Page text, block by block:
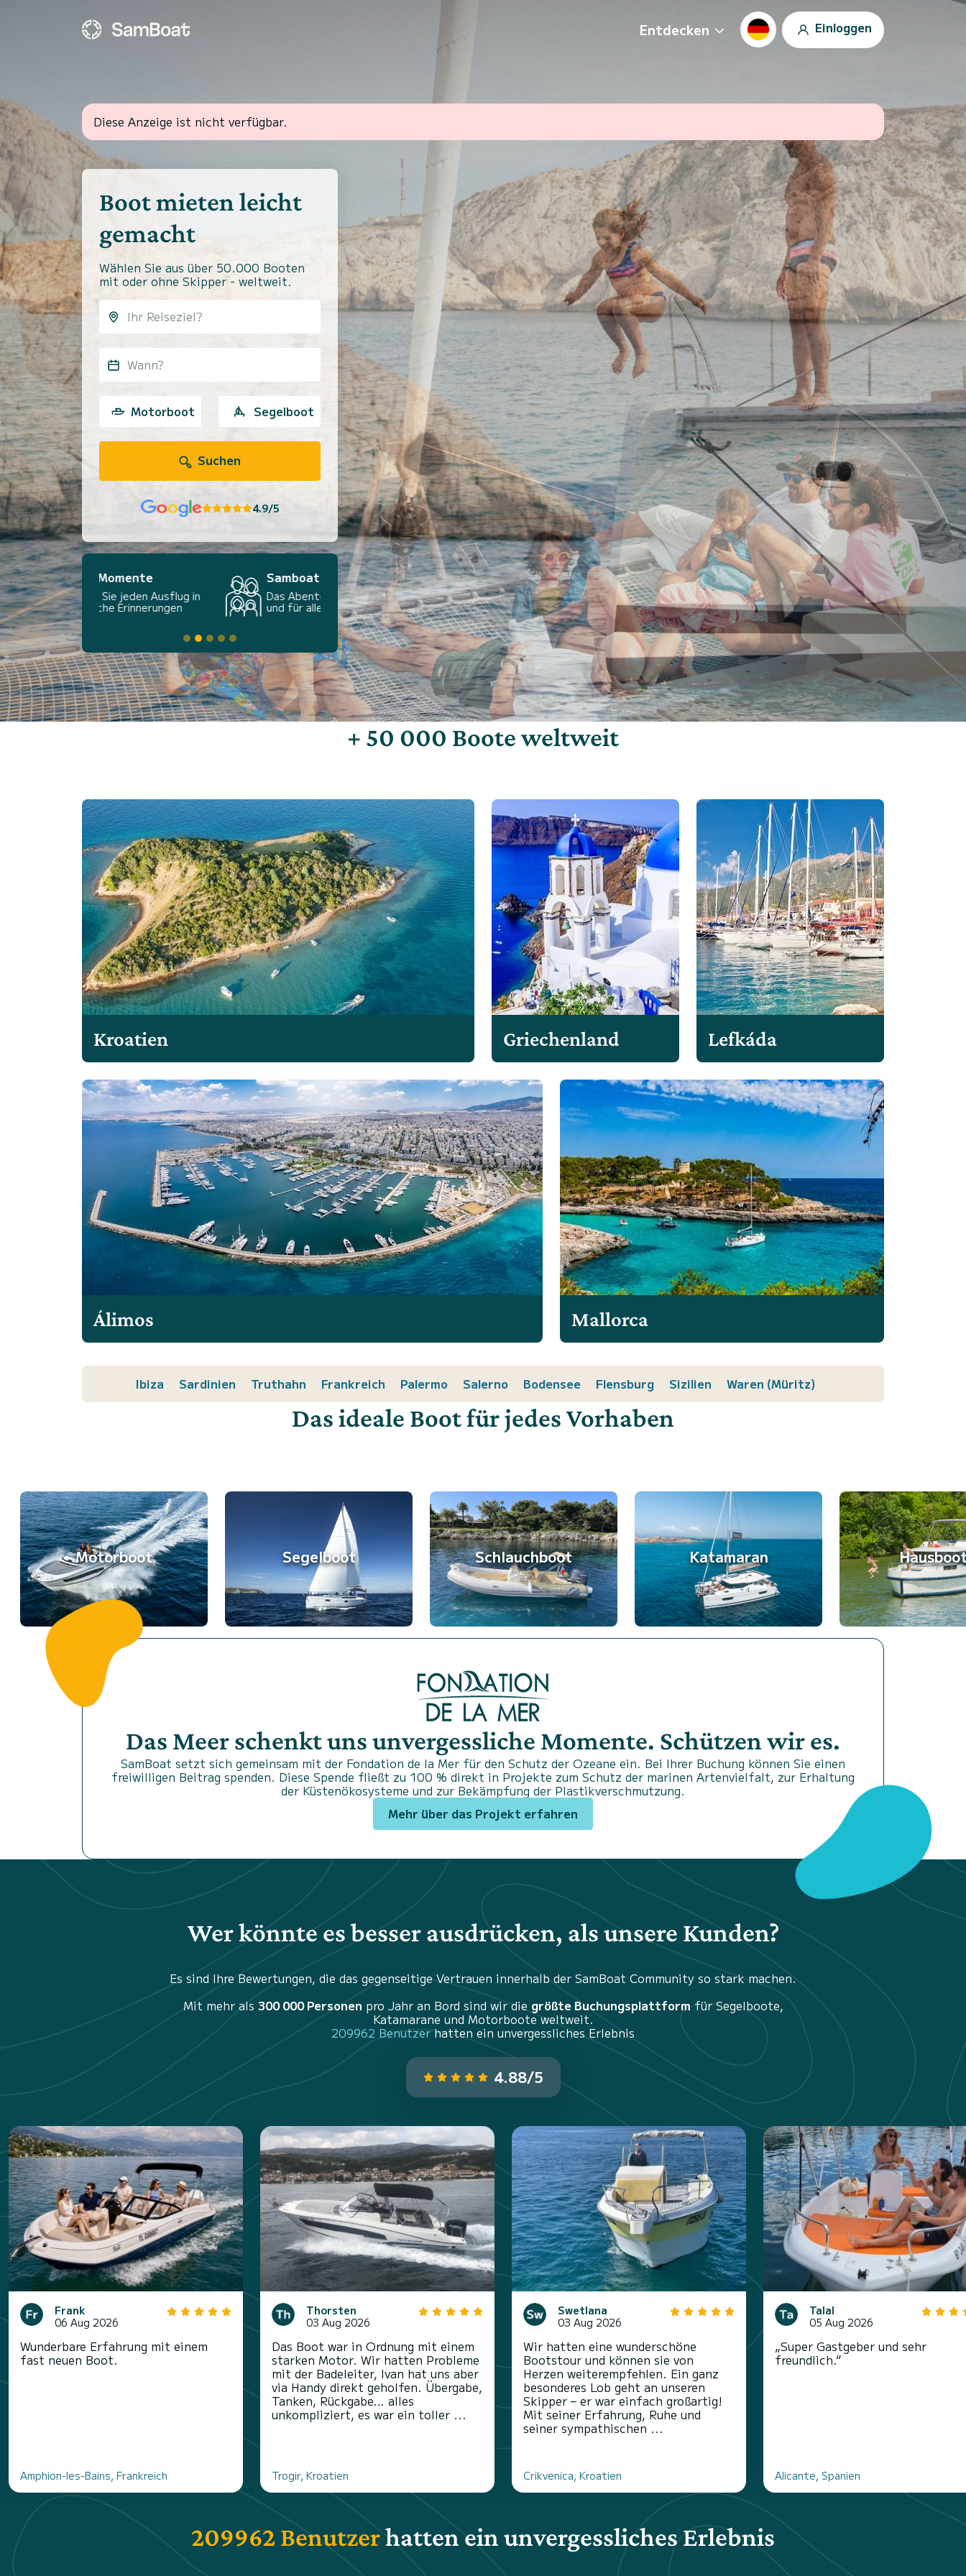
Entdecken Einloggen
Diese Anzeige ist nicht verfügbar.
Boot mieten leicht
gemacht
Wählen Sie aus über 50.000 Booten
mit oder ohne Skipper - weltweit.
Wann?
Motorboot Segelboot
Suchen
4.9/5
Samboat Familien
Das Abenteuer auf See, einfach
und für alle zugänglich
+ 50 000 Boote weltweit
Kroatien Griechenland Lefkáda
Álimos Mallorca
Ibiza Sardinien Truthahn Frankreich Palermo Salerno Bodensee Flensburg Sizilien Waren (Müritz)
Das ideale Boot für jedes Vorhaben
Motorboot Segelboot Schlauchboot Katamaran
Das Meer schenkt uns unvergessliche Momente. Schützen wir es.
SamBoat setzt sich gemeinsam mit der Fondation de la Mer für den Schutz der Ozeane ein. Bei Ihrer Buchung können Sie einen
freiwilligen Beitrag spenden. Diese Spende fließt zu 100 % direkt in Projekte zum Schutz der marinen Artenvielfalt, zur Erhaltung
der Küstenökosysteme und zur Bekämpfung der Plastikverschmutzung.
Mehr über das Projekt erfahren
Wer könnte es besser ausdrücken, als unsere Kunden?
Es sind Ihre Bewertungen, die das gegenseitige Vertrauen innerhalb der SamBoat Community so stark machen.
Mit mehr als 300 000 Personen pro Jahr an Bord sind wir die größte Buchungsplattformfür Segelboote,
Katamarane und Motorboote weltweit.
209962 Benutzerhatten ein unvergessliches Erlebnis
4.88/5
Frank
06 Aug 2026
Wunderbare Erfahrung mit einem
fast neuen Boot.
Amphion-les-Bains, Frankreich
Thorsten
03 Aug 2026
Das Boot war in Ordnung mit einem
starken Motor. Wir hatten Probleme
mit der Badeleiter, Ivan hat uns aber
via Handy direkt geholfen. Übergabe,
Tanken, Rückgabe… alles
unkompliziert, es war ein toller ...
Trogir, Kroatien
Swetlana
03 Aug 2026
Wir hatten eine wunderschöne
Bootstour und können sie von
Herzen weiterempfehlen. Ein ganz
besonderes Lob geht an unseren
Skipper – er war einfach großartig!
Mit seiner Erfahrung, Ruhe und
seiner sympathischen ...
Crikvenica, Kroatien
Talal
05 Aug 2026
„Super Gastgeber und sehr
freundlich.“
Alicante, Spanien
209962 Benutzerhatten ein unvergessliches Erlebnis